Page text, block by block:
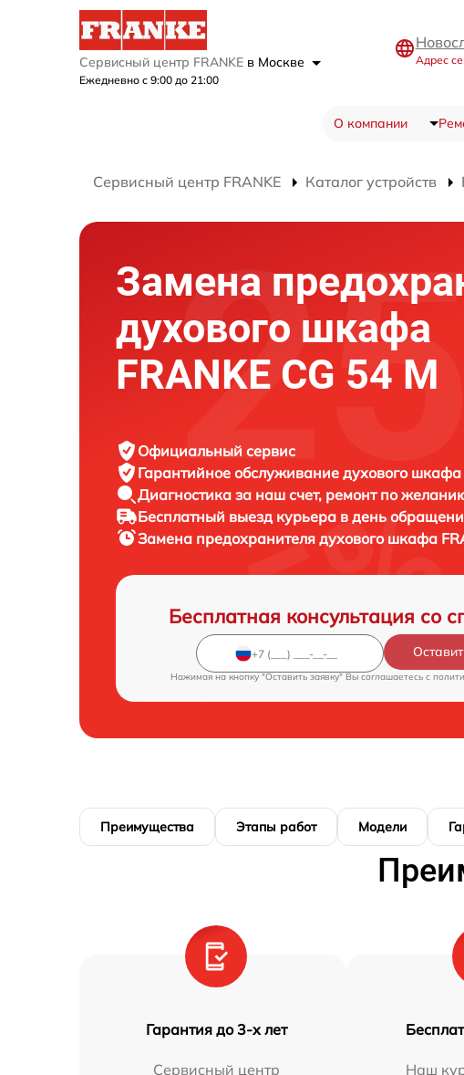
Сервисный центр FRANKE в Москве
Ежедневно с 9:00 до 21:00
Адрес
О компании
Сервисный центр FRANKE Каталог устройств
Замена
духового шкафа
FRANKE CG 54 M
Официальный сервис
Гарантийное обслуживание духового шкафа
Диагностика за наш счет, ремонт по
Бесплатный выезд курьера в день
Замена предохранителя духового шкафа
Бесплатная консультация со
Нажимая на кнопку "Оставить заявку" Вы соглашаетесь c
Преимущества Этапы работ Модели
Гарантия до 3-х лет
Сервисный центр
Наш